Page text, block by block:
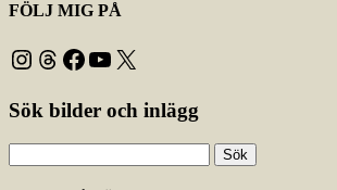
FÖLJ MIG PÅ
Instagram
Threads
Facebook
YouTube
X
Sök bilder och inlägg
efter: